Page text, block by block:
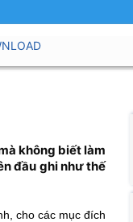
không biết làm
đầu ghi như thế
cho các mục đích